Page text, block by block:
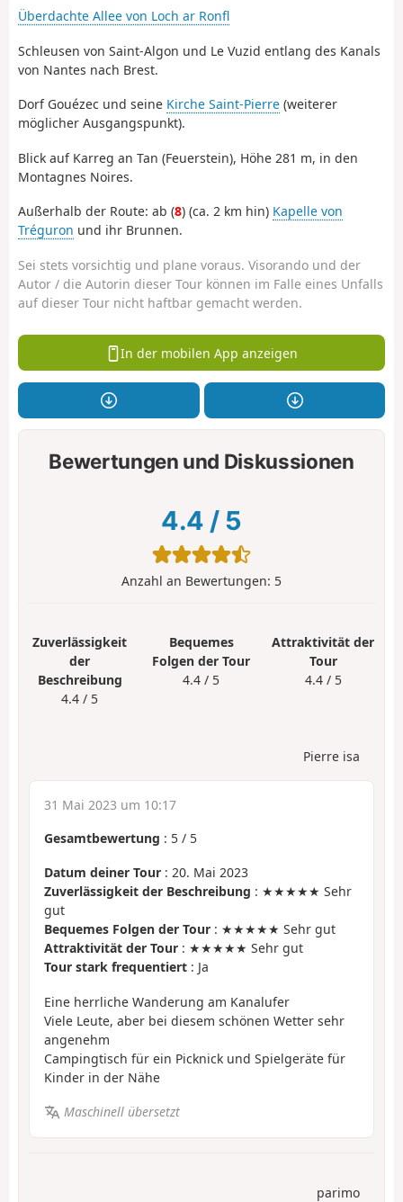
Überdachte Allee von Loch ar Ronfl
Schleusen von Saint-Algon und Le Vuzid entlang des Kanals
von Nantes nach Brest.
Dorf Gouézec und seine Kirche Saint-Pierre (weiterer
möglicher Ausgangspunkt).
Blick auf Karreg an Tan (Feuerstein), Höhe 281 m, in den
Montagnes Noires.
Außerhalb der Route: ab (8) (ca. 2 km hin) Kapelle von
Tréguron und ihr Brunnen.
Sei stets vorsichtig und plane voraus. Visorando und der
Autor / die Autorin dieser Tour können im Falle eines Unfalls
auf dieser Tour nicht haftbar gemacht werden.
In der mobilen App anzeigen
Bewertungen und Diskussionen
4.4 / 5
Anzahl an Bewertungen: 5
Zuverlässigkeit
der
Beschreibung
4.4 / 5
Bequemes
Folgen der Tour
4.4 / 5
Attraktivität der
Tour
4.4 / 5
Pierre isa
31 Mai 2023 um 10:17
Gesamtbewertung : 5 / 5
Datum deiner Tour : 20. Mai 2023
Zuverlässigkeit der Beschreibung : ★★★★★ Sehr
gut
Bequemes Folgen der Tour : ★★★★★ Sehr gut
Attraktivität der Tour : ★★★★★ Sehr gut
Tour stark frequentiert : Ja
Eine herrliche Wanderung am Kanalufer
Viele Leute, aber bei diesem schönen Wetter sehr
angenehm
Campingtisch für ein Picknick und Spielgeräte für
Kinder in der Nähe
Maschinell übersetzt
parimo